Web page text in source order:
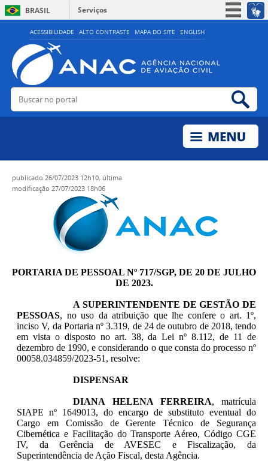
ACESSIBILIDADE ALTO CONTRASTE MAPA DO SITE ENGLISH
BRASIL
Serviços
Simplifique!
Acesso à informação
Legislação
Buscar no portal
publicado 26/07/2023 12h10, última
modificação 27/07/2023 18h06
PORTARIA DE PESSOAL Nº 717/SGP, DE 20 DE JULHO
DE 2023.
A SUPERINTENDENTE DE GESTÃO DE
PESSOAS, no uso da atribuição que lhe confere o art. 1º,
inciso V, da Portaria nº 3.319, de 24 de outubro de 2018, tendo
em vista o disposto no art. 38, da Lei nº 8.112, de 11 de
dezembro de 1990, e considerando o que consta do processo nº
00058.034859/2023-51, resolve:
DISPENSAR
DIANA HELENA FERREIRA, matrícula
SIAPE nº 1649013, do encargo de substituto eventual do
Cargo em Comissão de Gerente Técnico de Segurança
Cibernética e Facilitação do Transporte Aéreo, Código CGE
IV, da Gerência de AVESEC e Fiscalização, da
Superintendência de Ação Fiscal, desta Agência.